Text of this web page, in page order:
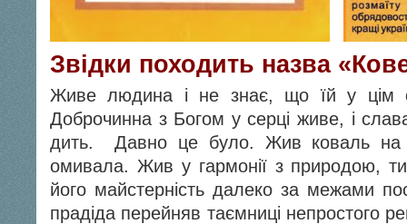
Звідки походить назва
Живе людина і не знає, що їй у цім
Доброчинна з Богом у серці живе, і
дить. Давно це було. Жив коваль на
омива­ла. Жив у гармонії з природою,
його майстерність далеко за межами
прадіда перейняв таємниці непростого